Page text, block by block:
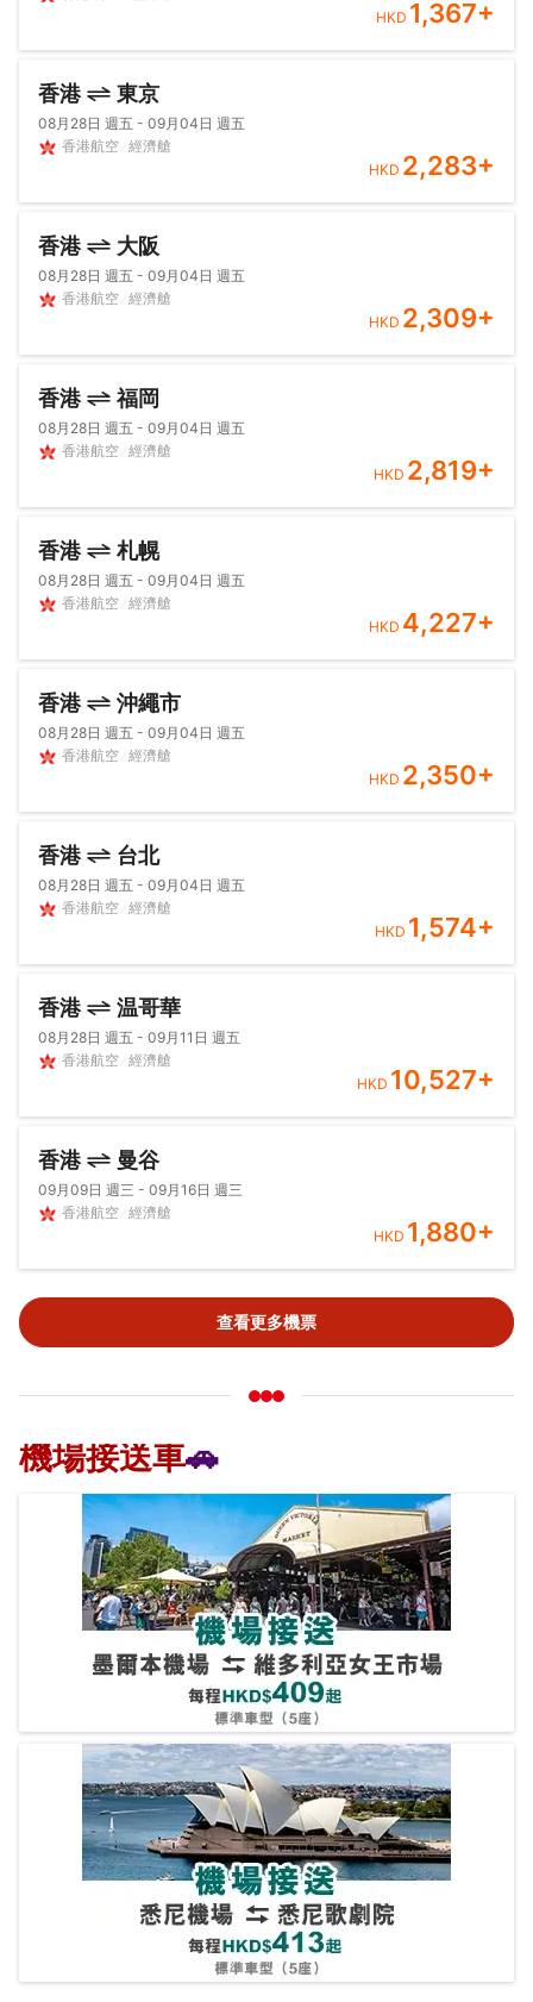
HKD 1,367+
香港 東京
08月28日 週五 - 09月04日 週五
香港航空 經濟艙
HKD 2,283+
香港 大阪
08月28日 週五 - 09月04日 週五
香港航空 經濟艙
HKD 2,309+
香港 福岡
08月28日 週五 - 09月04日 週五
香港航空 經濟艙
HKD 2,819+
香港 札幌
08月28日 週五 - 09月04日 週五
香港航空 經濟艙
HKD 4,227+
香港 沖繩市
08月28日 週五 - 09月04日 週五
香港航空 經濟艙
HKD 2,350+
香港 台北
08月28日 週五 - 09月04日 週五
香港航空 經濟艙
HKD 1,574+
香港 温哥華
08月28日 週五 - 09月11日 週五
香港航空 經濟艙
HKD 10,527+
香港 曼谷
09月09日 週三 - 09月16日 週三
香港航空 經濟艙
HKD 1,880+
查看更多機票
機場接送車🚗